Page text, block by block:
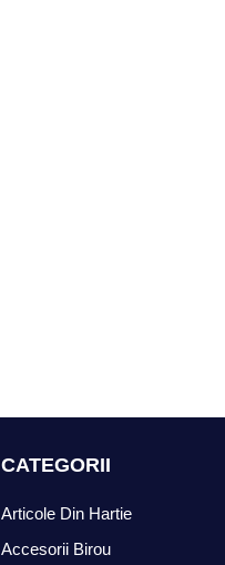
CATEGORII
Articole Din Hartie
Accesorii Birou